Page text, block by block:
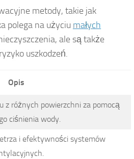
metody, takie jak
polega na użyciu małych
ale są także
uszkodzeń.
Opis
z różnych powierzchni za pomocą
ciśnienia wody.
i efektywności systemów